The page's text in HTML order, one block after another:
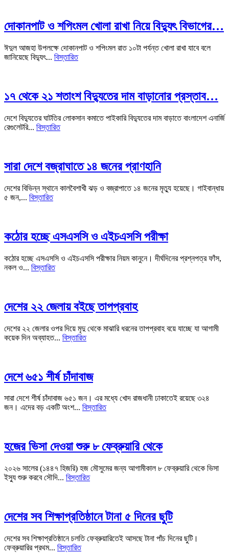
দোকানপাট ও শপিংমল খোলা রাখা নিয়ে বিদ্যুৎ বিভাগের…
ঈদুল আজহা উপলক্ষে দোকানপাট ও শপিংমল রাত ১০টা পর্যন্ত খোলা রাখা যাবে বলে
জানিয়েছে বিদ্যুৎ... বিস্তারিত
১৭ থেকে ২১ শতাংশ বিদ্যুতের দাম বাড়ানোর প্রস্তাব…
দেশে বিদ্যুতের ঘাটতির লোকসান কমাতে পাইকারি বিদ্যুতের দাম বাড়াতে বাংলাদেশ এনার্জি
রেগুলেটরি... বিস্তারিত
সারা দেশে বজ্রাঘাতে ১৪ জনের প্রাণহানি
দেশের বিভিন্ন স্থানে কালবৈশাখী ঝড় ও বজ্রাপাতে ১৪ জনের মৃত্যু হয়েছে। গাইবান্ধায়
৫ জন,... বিস্তারিত
কঠোর হচ্ছে এসএসসি ও এইচএসসি পরীক্ষা
কঠোর হচ্ছে এসএসসি ও এইচএসসি পরীক্ষার নিয়ম কানুনে। দীর্ঘদিনের প্রশ্নপত্র ফাঁস,
নকল ও... বিস্তারিত
দেশের ২২ জেলায় বইছে তাপপ্রবাহ
দেশের ২২ জেলার ওপর দিয়ে মৃদু থেকে মাঝারি ধরনের তাপপ্রবাহ বয়ে যাচ্ছে যা আগামী
কয়েক দিন অব্যাহত... বিস্তারিত
দেশে ৬৫১ শীর্ষ চাঁদাবাজ
সারা দেশে শীর্ষ চাঁদাবাজ ৬৫১ জন। এর মধ্যে খোদ রাজধানী ঢাকাতেই রয়েছে ৩২৪
জন। এদের বড় একটি অংশ... বিস্তারিত
হজের ভিসা দেওয়া শুরু ৮ ফেব্রুয়ারি থেকে
২০২৬ সালের (১৪৪৭ হিজরি) হজ মৌসুমের জন্য আগামীকাল ৮ ফেব্রুয়ারি থেকে ভিসা
ইস্যু শুরু করবে সৌদি... বিস্তারিত
দেশের সব শিক্ষাপ্রতিষ্ঠানে টানা ৫ দিনের ছুটি
দেশের সব শিক্ষাপ্রতিষ্ঠানে চলতি ফেব্রুয়ারিতেই আসছে টানা পাঁচ দিনের ছুটি।
ফেব্রুয়ারির প্রথম... বিস্তারিত